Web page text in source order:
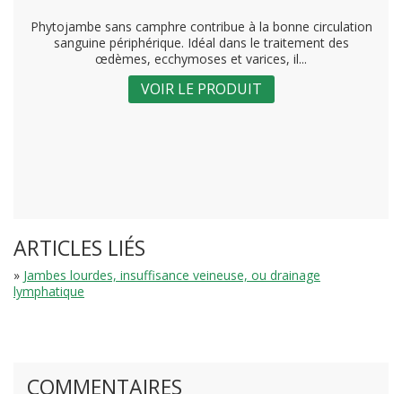
Phytojambe sans camphre contribue à la bonne circulation
sanguine périphérique. Idéal dans le traitement des
œdèmes, ecchymoses et varices, il...
VOIR LE PRODUIT
ARTICLES LIÉS
» Jambes lourdes, insuffisance veineuse, ou drainage
lymphatique
COMMENTAIRES